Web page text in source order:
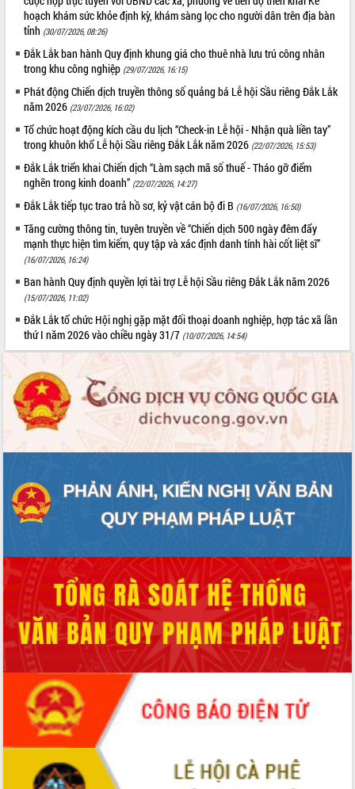
hoạch khám sức khỏe định kỳ, khám sàng lọc cho người dân trên địa bàn
tỉnh (30/07/2026, 08:26)
Đắk Lắk ban hành Quy định khung giá cho thuê nhà lưu trú công nhân
trong khu công nghiệp (29/07/2026, 16:15)
Phát động Chiến dịch truyền thông số quảng bá Lễ hội Sầu riêng Đắk Lắk
năm 2026 (23/07/2026, 16:02)
Tổ chức hoạt động kích cầu du lịch “Check-in Lễ hội - Nhận quà liền tay”
trong khuôn khổ Lễ hội Sầu riêng Đắk Lắk năm 2026 (22/07/2026, 15:53)
Đắk Lắk triển khai Chiến dịch “Làm sạch mã số thuế - Tháo gỡ điểm
nghẽn trong kinh doanh” (22/07/2026, 14:27)
Đắk Lắk tiếp tục trao trả hồ sơ, kỷ vật cán bộ đi B (16/07/2026, 16:50)
Tăng cường thông tin, tuyên truyền về “Chiến dịch 500 ngày đêm đẩy
mạnh thực hiện tìm kiếm, quy tập và xác định danh tính hài cốt liệt sĩ”
(16/07/2026, 16:24)
Ban hành Quy định quyền lợi tài trợ Lễ hội Sầu riêng Đắk Lắk năm 2026
(15/07/2026, 11:02)
Đắk Lắk tổ chức Hội nghị gặp mặt đối thoại doanh nghiệp, hợp tác xã lần
thứ I năm 2026 vào chiều ngày 31/7 (10/07/2026, 14:54)